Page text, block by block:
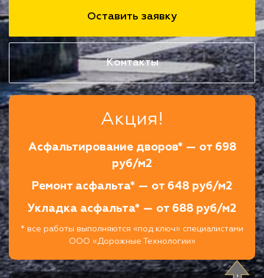
Оставить заявку
Контакты
Акция!
Асфальтирование дворов* — от 698
руб/м2
Ремонт асфальта* — от 648 руб/м2
Укладка асфальта* — от 688 руб/м2
* все работы выполняются «под ключ» специалистами
ООО «Дорожные Технологии»